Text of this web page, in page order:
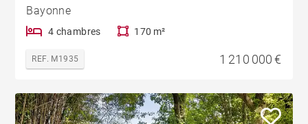
Bayonne
4 chambres 170 m²
REF. M1935 1 210 000 €